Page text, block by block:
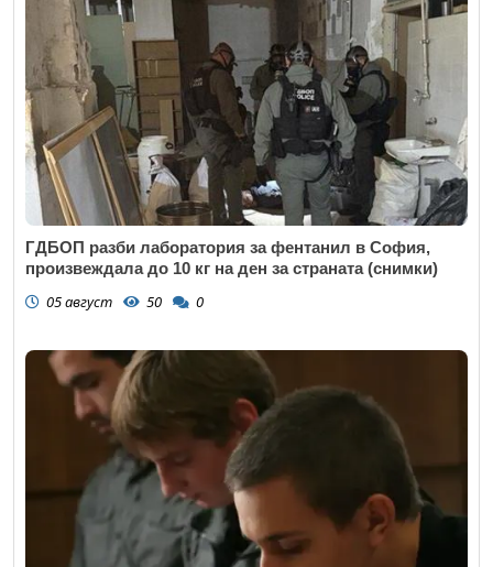
ГДБОП разби лаборатория за фентанил в София,
произвеждала до 10 кг на ден за страната (снимки)
05 август 50 0